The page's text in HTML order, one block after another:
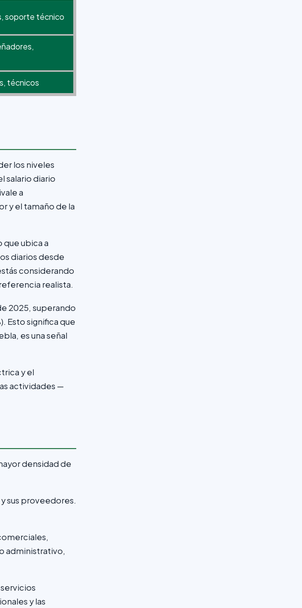
soporte técnico
técnicos
los niveles
salario diario
a
y el tamaño de la
ubica a
diarios desde
considerando
realista.
2025, superando
Esto significa que
es una señal
y el
actividades —
densidad de
sus proveedores.
administrativo,
y las